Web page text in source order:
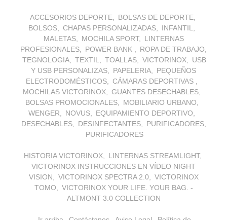
ACCESORIOS DEPORTE
BOLSAS DE DEPORTE
BOLSOS
CHAPAS PERSONALIZADAS
INFANTIL
MALETAS
MOCHILA SPORT
LINTERNAS
PROFESIONALES
POWER BANK
ROPA DE TRABAJO
TEGNOLOGIA
TEXTIL TOALLAS VICTORINOX
USB
Y USB PERSONALIZAS
PAPELERIA
PEQUEÑOS
ELECTRODOMÉSTICOS
CÁMARAS DEPORTIVAS
MOCHILAS VICTORINOX
GUANTES DESECHABLES
BOLSAS PROMOCIONALES
MOBILIARIO URBANO
WENGER
NOVUS
EQUIPAMIENTO DEPORTIVO
DESECHABLES
DESINFECTANTES
PURIFICADORES
PURIFICADORES
HISTORIA VICTORINOX
LINTERNAS STREAMLIGHT
VICTORINOX INSTRUCCIONES EN VÍDEO NIGHT
VISION
VICTORINOX SPECTRA 2.0
VICTORINOX
TOMO
VICTORINOX YOUR LIFE. YOUR BAG. -
ALTMONT 3.0 COLLECTION